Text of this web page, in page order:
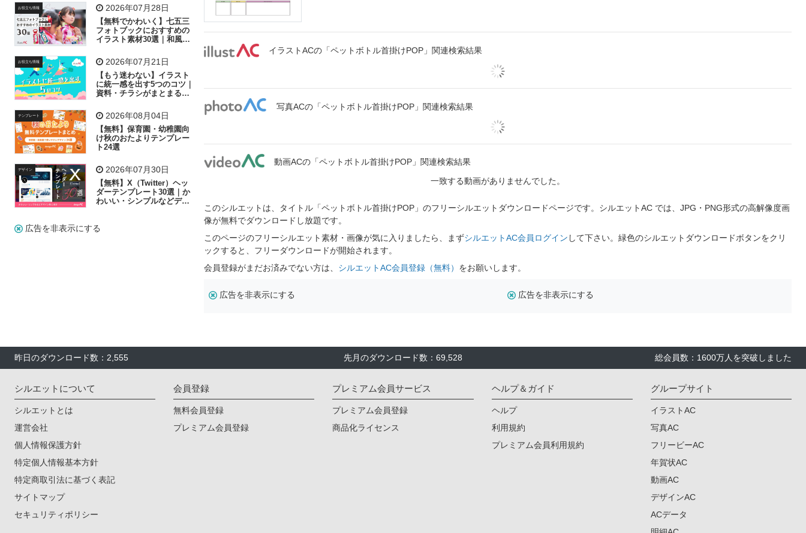
飛行機 グラフ ビル 魚 家族 書類
歩く 工場 会社 太陽 キラキラ
子供 作業員 相談 ピクトグラム
お役立ち情報 2026年07月28日
【無料でかわいく】七五三
フォトブックにおすすめの
イラスト素材30選｜和風の
お役立ち情報 2026年07月21日
【もう迷わない】イラスト
に統一感を出す5つのコツ｜
資料・チラシがまとまるフ
テンプレート 2026年08月04日
【無料】保育園・幼稚園向
け秋のおたよりテンプレー
ト24選
デザイン 2026年07月30日
【無料】X（Twitter）ヘッ
ダーテンプレート30選｜か
わいい・シンプルなどデザ
広告を非表示にする
イラストACの「ペットボトル首掛けPOP」関連検索結果
写真ACの「ペットボトル首掛けPOP」関連検索結果
動画ACの「ペットボトル首掛けPOP」関連検索結果
一致する動画がありませんでした。
このシルエットは、タイトル「ペットボトル首掛けPOP」のフリーシルエットダウンロードページです。シルエットAC では、JPG・PNG形式の高解像度画
像が無料でダウンロードし放題です。
このページのフリーシルエット素材・画像が気に入りましたら、まずシルエットAC会員ログイン して下さい。緑色のシルエットダウンロードボタンをクリ
ックすると、フリーダウンロードが開始されます。
会員登録がまだお済みでない方は、 シルエットAC会員登録（無料） をお願いします。
広告を非表示にする 広告を非表示にする
昨日のダウンロード数：2,555 先月のダウンロード数：69,528 総会員数：1600万人を突破しました
シルエットについて
シルエットとは
運営会社
個人情報保護方針
特定個人情報基本方針
特定商取引法に基づく表記
サイトマップ
セキュリティポリシー
会員登録
無料会員登録
プレミアム会員登録
プレミアム会員サービス
プレミアム会員登録
商品化ライセンス
ヘルプ＆ガイド
ヘルプ
利用規約
プレミアム会員利用規約
グループサイト
イラストAC
写真AC
フリービーAC
年賀状AC
動画AC
デザインAC
ACデータ